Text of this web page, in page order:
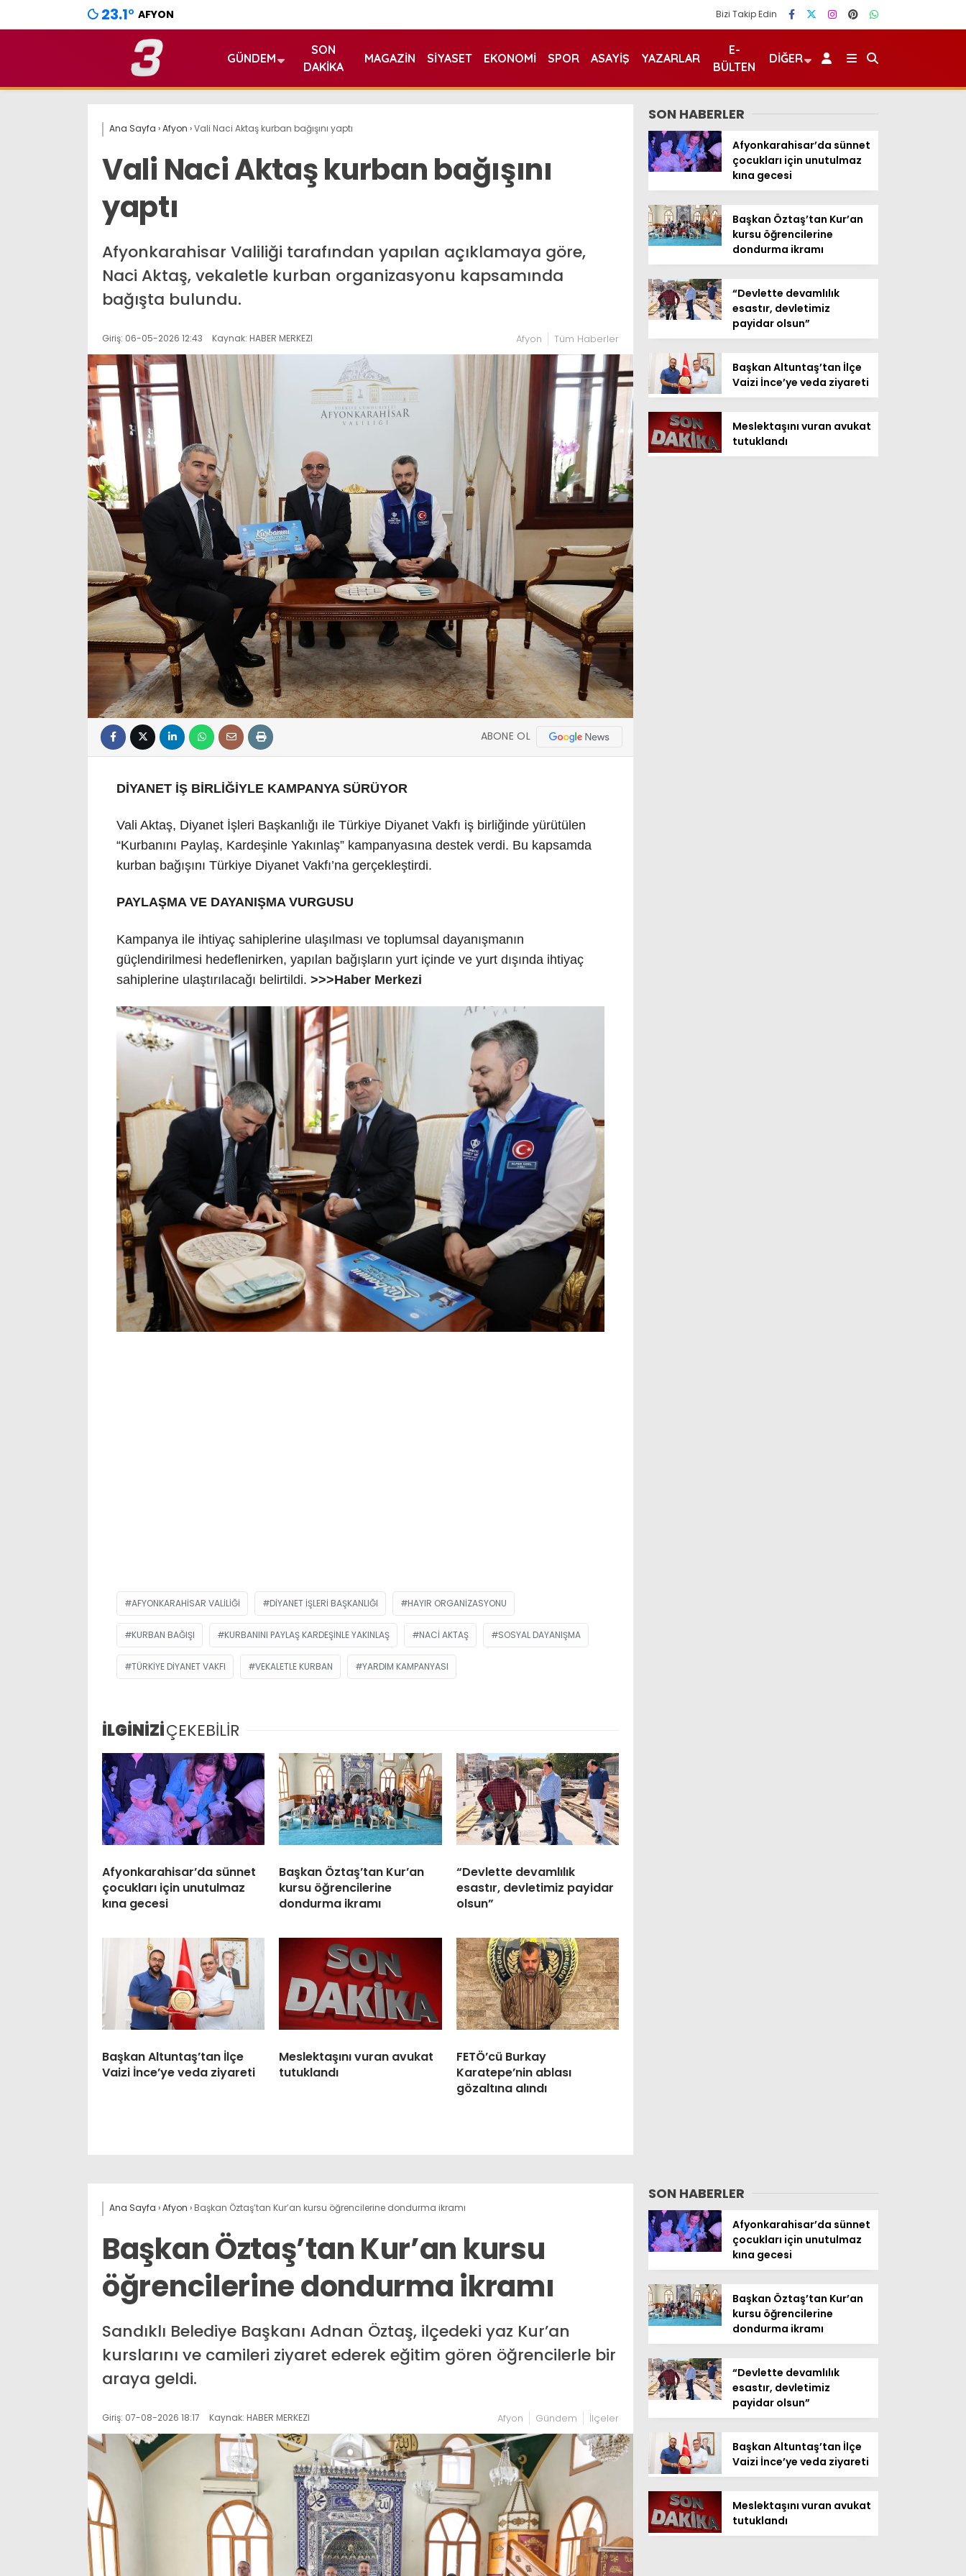
23.1° AFYON Bizi Takip Edin
GÜNDEM
SON
DAKIKA
MAGAZIN SIYASET EKONOMI SPOR ASAYIŞ YAZARLAR
E-
BÜLTEN
DIĞER
Ana Sayfa ›Afyon ›Vali Naci Aktaş kurban bağışını yaptı
Vali Naci Aktaş kurban bağışını
yaptı
Afyonkarahisar Valiliği tarafından yapılan açıklamaya göre,
Naci Aktaş, vekaletle kurban organizasyonu kapsamında
bağışta bulundu.
Giriş: 06-05-2026 12:43 Kaynak: HABER MERKEZI Afyon Tüm Haberler
ABONE OL
DİYANET İŞ BİRLİĞİYLE KAMPANYA SÜRÜYOR
Vali Aktaş, Diyanet İşleri Başkanlığı ile Türkiye Diyanet Vakfı iş birliğinde yürütülen
“Kurbanını Paylaş, Kardeşinle Yakınlaş” kampanyasına destek verdi. Bu kapsamda
kurban bağışını Türkiye Diyanet Vakfı’na gerçekleştirdi.
PAYLAŞMA VE DAYANIŞMA VURGUSU
Kampanya ile ihtiyaç sahiplerine ulaşılması ve toplumsal dayanışmanın
güçlendirilmesi hedeflenirken, yapılan bağışların yurt içinde ve yurt dışında ihtiyaç
sahiplerine ulaştırılacağı belirtildi. >>>Haber Merkezi
AFYONKARAHISAR VALILIĞI DIYANET İŞLERI BAŞKANLIĞI HAYIR ORGANIZASYONU
KURBAN BAĞIŞI KURBANINI PAYLAŞ KARDEŞINLE YAKINLAŞ NACI AKTAŞ SOSYAL DAYANIŞMA
TÜRKIYE DIYANET VAKFI VEKALETLE KURBAN YARDIM KAMPANYASI
İLGİNİZİÇEKEBİLİR
Afyonkarahisar’da sünnet
çocukları için unutulmaz
kına gecesi
Başkan Öztaş’tan Kur’an
kursu öğrencilerine
dondurma ikramı
“Devlette devamlılık
esastır, devletimiz payidar
olsun”
Başkan Altuntaş’tan İlçe
Vaizi İnce’ye veda ziyareti
Meslektaşını vuran avukat
tutuklandı
FETÖ’cü Burkay
Karatepe’nin ablası
gözaltına alındı
SON HABERLER
Afyonkarahisar’da sünnet
çocukları için unutulmaz
kına gecesi
Başkan Öztaş’tan Kur’an
kursu öğrencilerine
dondurma ikramı
“Devlette devamlılık
esastır, devletimiz
payidar olsun”
Başkan Altuntaş’tan İlçe
Vaizi İnce’ye veda ziyareti
Meslektaşını vuran avukat
tutuklandı
Ana Sayfa ›Afyon › Başkan Öztaş’tan Kur’an kursu öğrencilerine dondurma ikramı
Başkan Öztaş’tan Kur’an kursu
öğrencilerine dondurma ikramı
Sandıklı Belediye Başkanı Adnan Öztaş, ilçedeki yaz Kur’an
kurslarını ve camileri ziyaret ederek eğitim gören öğrencilerle bir
araya geldi.
Giriş: 07-08-2026 18:17 Kaynak: HABER MERKEZI Afyon Gündem İlçeler
SON HABERLER
Afyonkarahisar’da sünnet
çocukları için unutulmaz
kına gecesi
Başkan Öztaş’tan Kur’an
kursu öğrencilerine
dondurma ikramı
“Devlette devamlılık
esastır, devletimiz
payidar olsun”
Başkan Altuntaş’tan İlçe
Vaizi İnce’ye veda ziyareti
Meslektaşını vuran avukat
tutuklandı